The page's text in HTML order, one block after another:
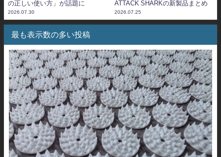
の正しい使い方」が話題に
2026.07.30
ATTACK SHARKの新製品まとめ
2026.07.25
最も表示数の多い投稿